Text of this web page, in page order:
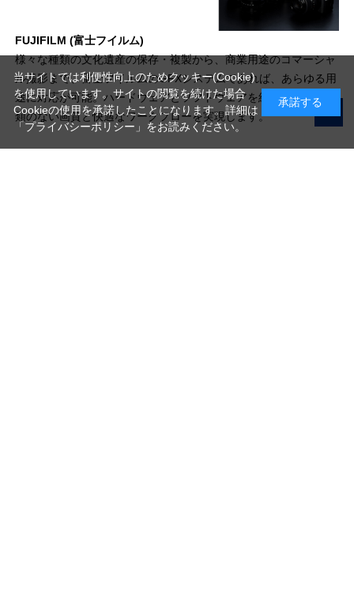
FUJIFILM (富士フイルム)
様々な種類の文化遺産の保存・複製から、商業用途のコマーシャ
ル撮影まで、富士フイルムのGFXシステムであれば、あらゆる用
途に対応が可能。ハードウェアとソフトウェアを組み合わせ、比
類のない画質と快適なワークフローを実現します。
当サイトでは利便性向上のためクッキー(Cookie)
を使用しています。サイトの閲覧を続けた場合
Cookieの使用を承諾したことになります。詳細は
「プライバシーポリシー」 をお読みください。
承諾する